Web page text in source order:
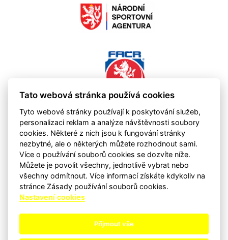
Tato webová stránka používá cookies
Tyto webové stránky používají k poskytování služeb,
personalizaci reklam a analýze návštěvnosti soubory
cookies. Některé z nich jsou k fungování stránky
nezbytné, ale o některých můžete rozhodnout sami.
Více o používání souborů cookies se dozvíte níže.
Můžete je povolit všechny, jednotlivě vybrat nebo
všechny odmítnout. Více informací získáte kdykoliv na
stránce Zásady používání souborů cookies.
Nastavení cookies
Přijmout vše